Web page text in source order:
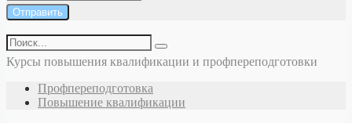
Отправить
Курсы повышения квалификации и профпереподготовки
Профпереподготовка
Повышение квалификации